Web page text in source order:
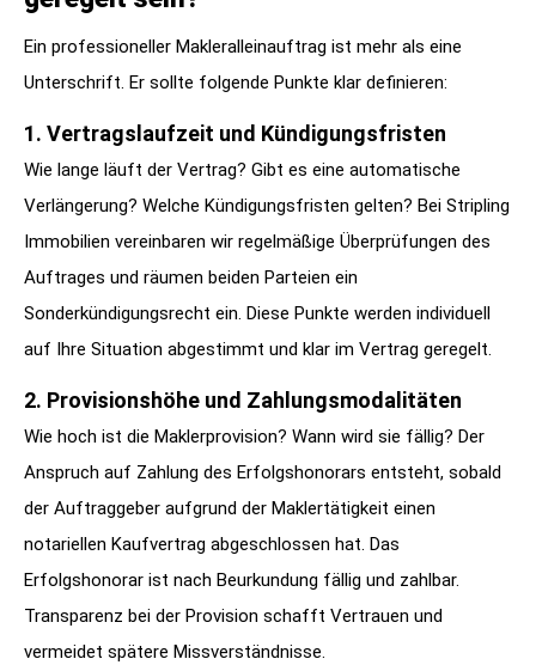
Ein professioneller Makleralleinauftrag ist mehr als eine
Unterschrift. Er sollte folgende Punkte klar definieren:
1. Vertragslaufzeit und Kündigungsfristen
Wie lange läuft der Vertrag? Gibt es eine automatische
Verlängerung? Welche Kündigungsfristen gelten? Bei Stripling
Immobilien vereinbaren wir regelmäßige Überprüfungen des
Auftrages und räumen beiden Parteien ein
Sonderkündigungsrecht ein. Diese Punkte werden individuell
auf Ihre Situation abgestimmt und klar im Vertrag geregelt.
2. Provisionshöhe und Zahlungsmodalitäten
Wie hoch ist die Maklerprovision? Wann wird sie fällig? Der
Anspruch auf Zahlung des Erfolgshonorars entsteht, sobald
der Auftraggeber aufgrund der Maklertätigkeit einen
notariellen Kaufvertrag abgeschlossen hat. Das
Erfolgshonorar ist nach Beurkundung fällig und zahlbar.
Transparenz bei der Provision schafft Vertrauen und
vermeidet spätere Missverständnisse.